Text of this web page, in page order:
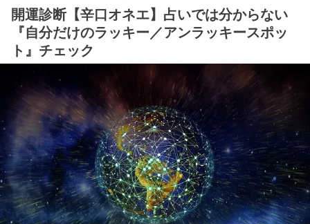
開運診断【辛口オネエ】占いでは分からない
『自分だけのラッキー／アンラッキースポッ
ト』チェック